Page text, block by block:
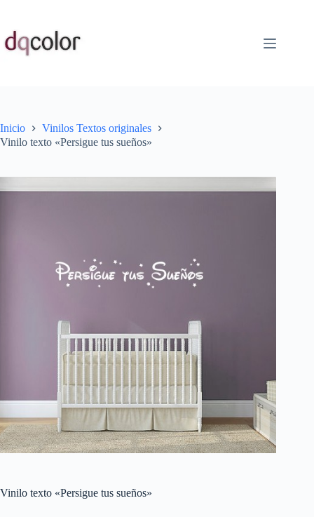
contenido
Inicio
Vinilos Textos originales
Vinilo texto «Persigue tus sueños»
Vinilo texto «Persigue tus sueños»